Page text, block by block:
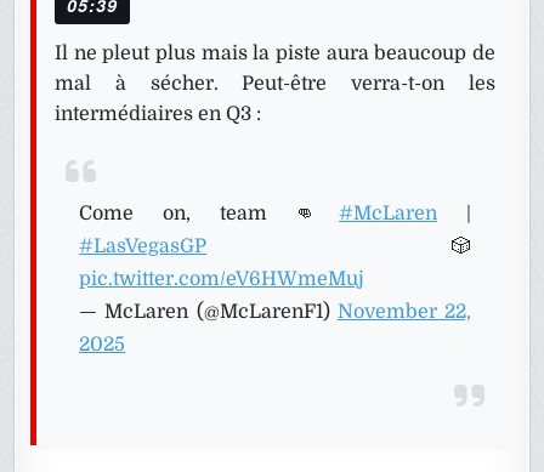
05:39
Il ne pleut plus mais la piste aura beaucoup de
mal à sécher. Peut-être verra-t-on les
intermédiaires en Q3 :
Come on, team 👊#McLaren
#LasVegasGP 🎲
pic.twitter.com/eV6HWmeMuj
— McLaren (@McLarenF1) November 22,
2025